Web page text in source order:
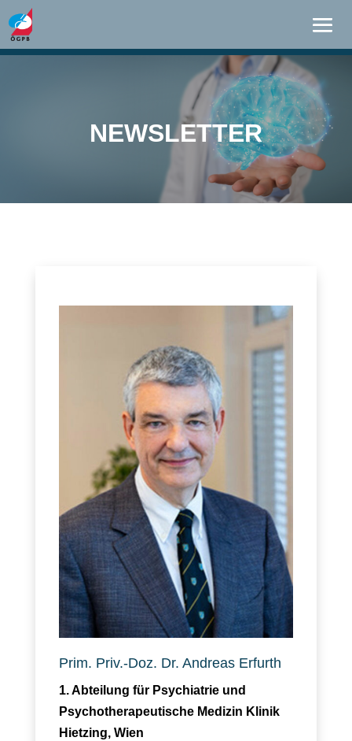
NEWSLETTER
Prim. Priv.-Doz. Dr. Andreas Erfurth
1. Abteilung für Psychiatrie und
Psychotherapeutische Medizin Klinik
Hietzing, Wien